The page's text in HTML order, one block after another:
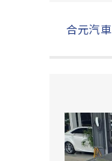
合元汽車